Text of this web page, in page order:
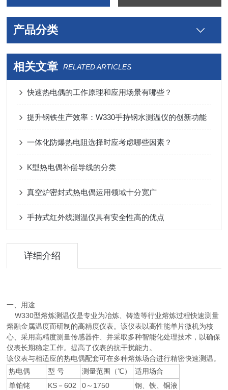
产品分类
相关文章 RELATED ARTICLES
快速热电偶的工作原理和应用场景有哪些？
提升钢铁生产效率：W330手持钢水测温仪的创新功能
一体化防爆热电阻选择时应考虑哪些因素？
K型热电偶补偿导线的分类
真空炉密封式热电偶运用领域十分宽广
手持式红外线测温仪具有安全性高的优点
详细介绍
一、用途
W330型熔炼测温仪是专业为冶炼、铸造等行业熔炼过程快速测量
熔融金属温度而研制的高精度仪表。该仪表以高性能单片微机为核
心、采用高精度测量传感器件、并采取多种智能化处理技术，以确保
仪表长期稳定工作。提高了仪表的抗干扰能力。
该仪表与相适应的热电偶配套可在多种熔炼场合进行精密快速测温。
热电偶
型 号 测量范围（℃）
适用场合
单铂铑
KS－602 0～1750
钢、铁、铜液